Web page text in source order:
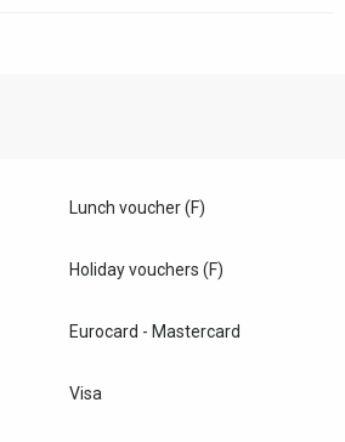
Lunch voucher (F)
Holiday vouchers (F)
Eurocard - Mastercard
Visa